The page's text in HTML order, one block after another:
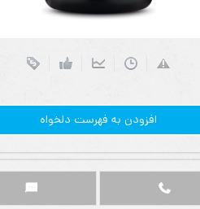
افزودن به فهرست دلخواه